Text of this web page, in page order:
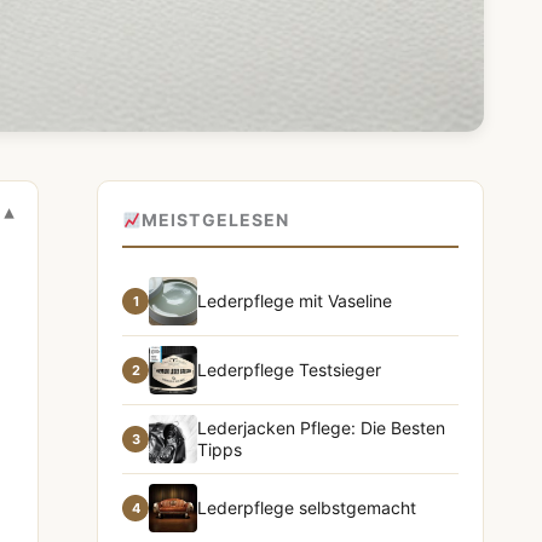
MEISTGELESEN
1 Lederpflege mit Vaseline
2 Lederpflege Testsieger
3
Lederjacken Pflege: Die Besten
Tipps
4 Lederpflege selbstgemacht